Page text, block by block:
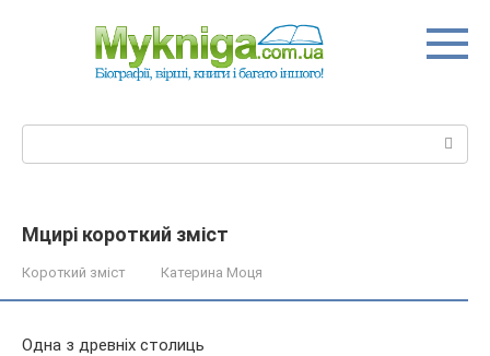
Мцирі короткий зміст
Короткий зміст Катерина Моця
Одна з древніх столиць